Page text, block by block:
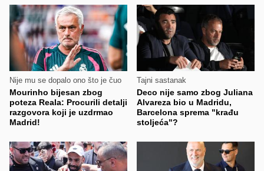
Nije mu se dopalo ono što je čuo
Mourinho bijesan zbog
poteza Reala: Procurili detalji
razgovora koji je uzdrmao
Madrid!
Tajni sastanak
Deco nije samo zbog Juliana
Alvareza bio u Madridu,
Barcelona sprema "krađu
stoljeća"?